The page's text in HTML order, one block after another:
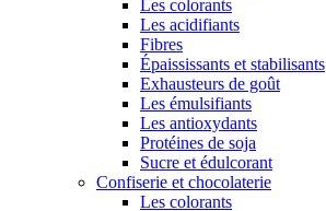
Les colorants
Les acidifiants
Fibres
Épaississants et stabilisants
Exhausteurs de goût
Les émulsifiants
Les antioxydants
Protéines de soja
Sucre et édulcorant
Confiserie et chocolaterie
Les colorants